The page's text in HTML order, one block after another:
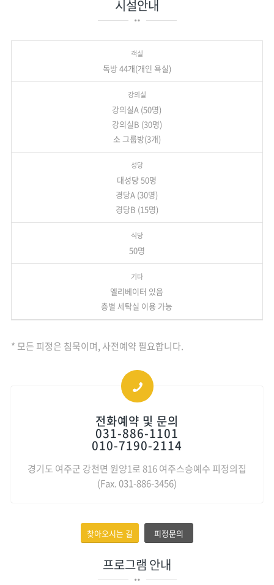
시설안내
독방 44개(개인 욕실)
강의실A (50명)
강의실B (30명)
소 그룹방(3개)
대성당 50명
경당A (30명)
경당B (15명)
50명
엘리베이터 있음
층별 세탁실 이용 가능
* 모든 피정은 침묵이며, 사전예약 필요합니다.
전화예약 및 문의
031-886-1101
010-7190-2114
경기도 여주군 강천면 원양1로 816 여주스승예수 피정의집
(Fax. 031-886-3456)
찾아오시는 길 피정문의
프로그램 안내